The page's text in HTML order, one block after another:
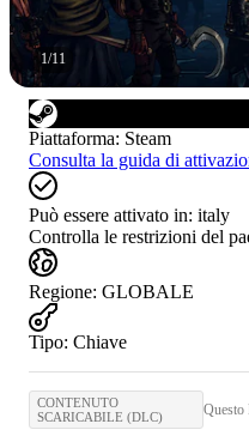
1/11
Piattaforma: Steam
Consulta la guida di
Può essere attivato in: italy
Controlla le restrizioni del
Regione: GLOBALE
Tipo: Chiave
CONTENUTO
SCARICABILE (DLC)
Questo